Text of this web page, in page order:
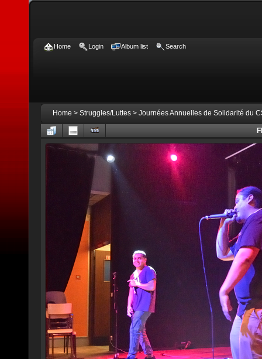
Home Login Album list Search
Home > Struggles/Luttes > Journées Annuelles de Solidarité du